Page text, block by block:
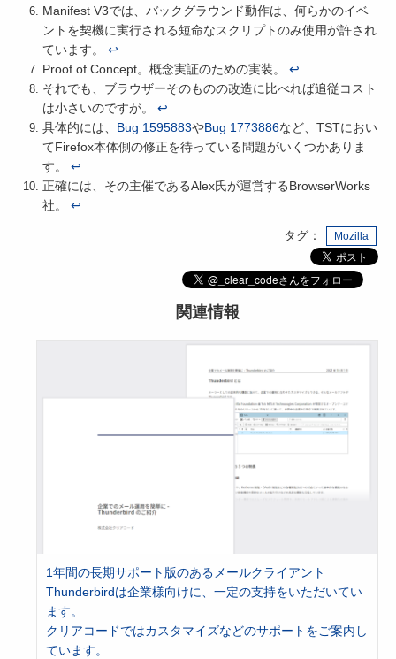
Manifest V3では、バックグラウンド動作は、何らかのイベ
ントを契機に実行される短命なスクリプトのみ使用が許され
ています。 ↩
Proof of Concept。概念実証のための実装。 ↩
それでも、ブラウザーそのものの改造に比べれば追従コスト
は小さいのですが。 ↩
具体的には、 Bug 1595883やBug 1773886など、TSTにおい
てFirefox本体側の修正を待っている問題がいくつかありま
す。 ↩
正確には、その主催であるAlex氏が運営するBrowserWorks
社。 ↩
タグ： Mozilla
関連情報
1年間の長期サポート版のあるメールクライアント
Thunderbirdは企業様向けに、一定の支持をいただいてい
ます。
クリアコードではカスタマイズなどのサポートをご案内し
ています。